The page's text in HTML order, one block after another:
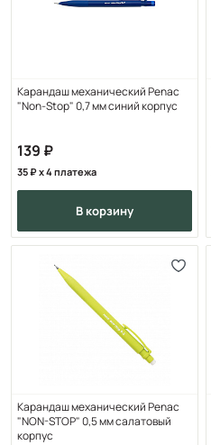
Карандаш механический Penac
"Non-Stop" 0,7 мм синий корпус
139
35 x 4 платежа
в корзину
Карандаш механический Penac
"NON-STOP" 0,5 мм салатовый
корпус